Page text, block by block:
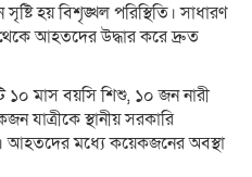
সৃষ্টি হয় বিশৃঙ্খল পরিস্থিতি। সাধারণ
আহতদের উদ্ধার করে দ্রুত
১০ মাস বয়সি শিশু, ১০ জন নারী
যাত্রীকে স্থানীয় সরকারি
আহতদের মধ্যে কয়েকজনের অবস্থা